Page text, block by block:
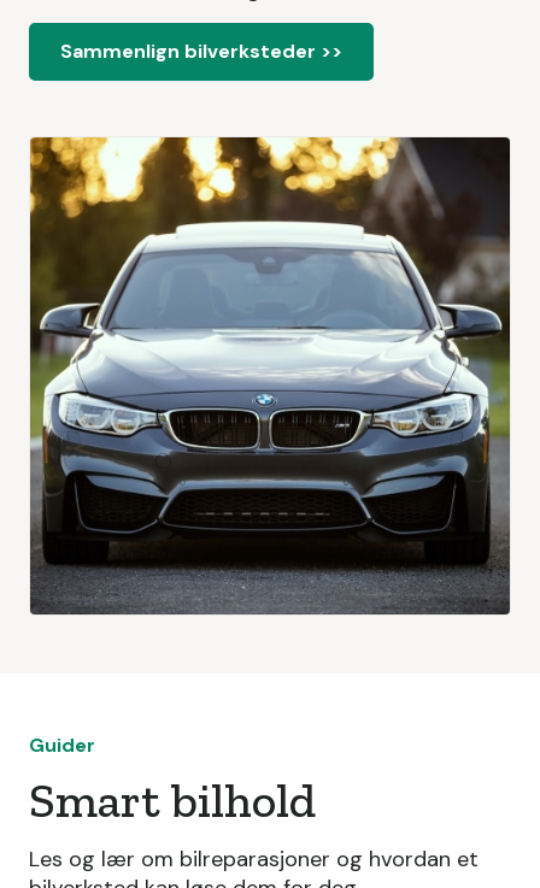
Sammenlign bilverksteder >>
Guider
Smart bilhold
Les og lær om bilreparasjoner og hvordan et